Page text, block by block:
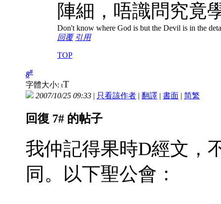
陣細，唔識問究竟
Don't know where God is but the Devil is in the
回覆 引用
TOP
8#
字體大小: tT
2007/10/25 09:33 | 只看該作者 | 翻譯 | 書面 | 简繁
回復 7# 的帖子
我仲記得果時D經文，
同。以下聖公會：